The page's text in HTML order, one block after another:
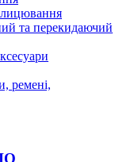
та перекидаючий
ремені,